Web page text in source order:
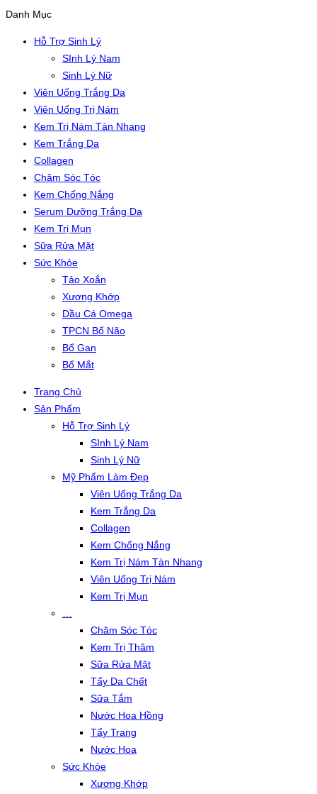
Danh Mục
Hỗ Trợ Sinh Lý
SInh Lý Nam
Sinh Lý Nữ
Viên Uống Trắng Da
Viên Uống Trị Nám
Kem Trị Nám Tàn Nhang
Kem Trắng Da
Collagen
Chăm Sóc Tóc
Kem Chống Nắng
Serum Dưỡng Trắng Da
Kem Trị Mụn
Sữa Rửa Mặt
Sức Khỏe
Tảo Xoắn
Xương Khớp
Dầu Cá Omega
TPCN Bổ Não
Bổ Gan
Bổ Mắt
Trang Chủ
Sản Phẩm
Hỗ Trợ Sinh Lý
SInh Lý Nam
Sinh Lý Nữ
Mỹ Phẩm Làm Đẹp
Viên Uống Trắng Da
Kem Trắng Da
Collagen
Kem Chống Nắng
Kem Trị Nám Tàn Nhang
Viên Uống Trị Nám
Kem Trị Mụn
Chăm Sóc Tóc
Kem Trị Thâm
Sữa Rửa Mặt
Tẩy Da Chết
Sữa Tắm
Nước Hoa Hồng
Tẩy Trang
Nước Hoa
Sức Khỏe
Xương Khớp